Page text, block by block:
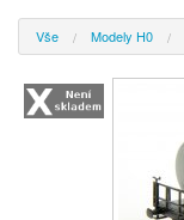
Vše Modely H0